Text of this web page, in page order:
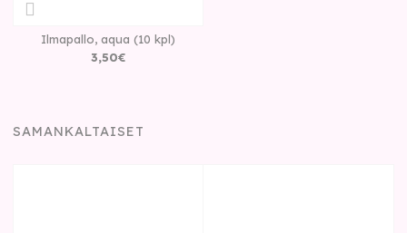
Ilmapallo, aqua (10 kpl)
3,50€
SAMANKALTAISET